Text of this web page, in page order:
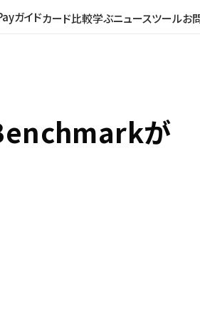
ガイドカード比較学ぶニュースツールお
Benchmarkが